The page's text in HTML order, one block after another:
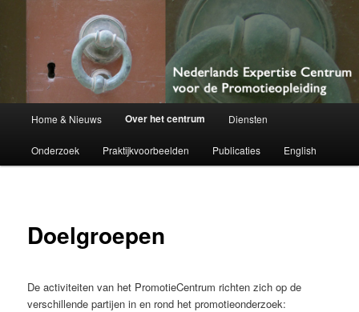
Nederlands Expertise Centrum voor
de Promotieopleiding
Netherlands Centre of Expertise for Doctoral Education
Spring
naar
primaire
Home & Nieuws Over het centrum Diensten
Onderzoek Praktijkvoorbeelden Publicaties English
Doelgroepen
De activiteiten van het PromotieCentrum richten zich op de
verschillende partijen in en rond het promotieonderzoek: